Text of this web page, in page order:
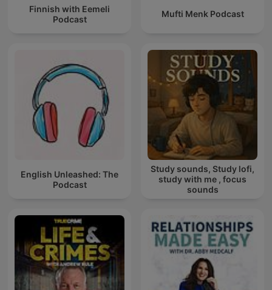
Finnish with Eemeli
Podcast
Mufti Menk Podcast
English Unleashed: The
Podcast
Study sounds, Study lofi,
study with me , focus
sounds